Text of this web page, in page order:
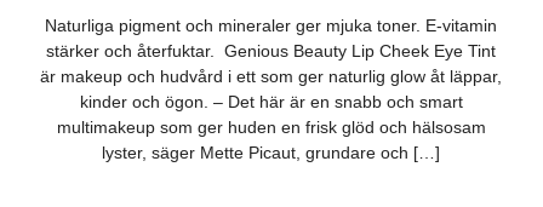
Naturliga pigment och mineraler ger mjuka toner. E-vitamin
stärker och återfuktar. Genious Beauty Lip Cheek Eye Tint
är makeup och hudvård i ett som ger naturlig glow åt läppar,
kinder och ögon. – Det här är en snabb och smart
multimakeup som ger huden en frisk glöd och hälsosam
lyster, säger Mette Picaut, grundare och […]